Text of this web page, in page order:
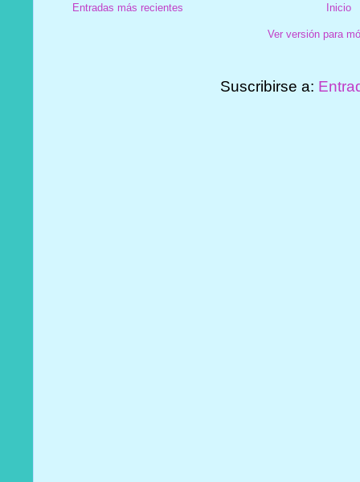
Entradas más recientes Inicio
Ver versión para
Suscribirse a: